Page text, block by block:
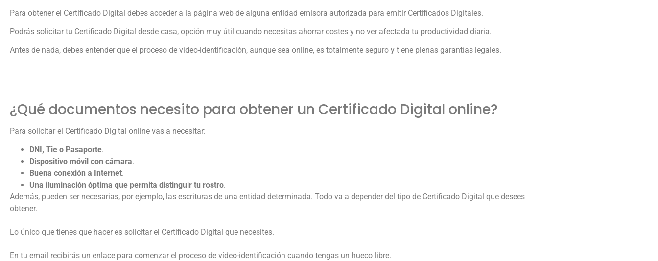
Para obtener el Certificado Digital debes acceder a la página web de alguna entidad emisora autorizada para emitir Certificados Digitales.
Podrás solicitar tu Certificado Digital desde casa, opción muy útil cuando necesitas ahorrar costes y no ver afectada tu productividad diaria.
Antes de nada, debes entender que el proceso de vídeo-identificación, aunque sea online, es totalmente seguro y tiene plenas garantías legales.
¿Qué documentos necesito para obtener un Certificado Digital online?
Para solicitar el Certificado Digital online vas a necesitar:
DNI, Tie o Pasaporte.
Dispositivo móvil con cámara.
Buena conexión a Internet.
Una iluminación óptima que permita distinguir tu rostro.
Además, pueden ser necesarias, por ejemplo, las escrituras de una entidad determinada. Todo va a depender del tipo de Certificado Digital que desees
obtener.
Lo único que tienes que hacer es solicitar el Certificado Digital que necesites.
En tu email recibirás un enlace para comenzar el proceso de vídeo-identificación cuando tengas un hueco libre.